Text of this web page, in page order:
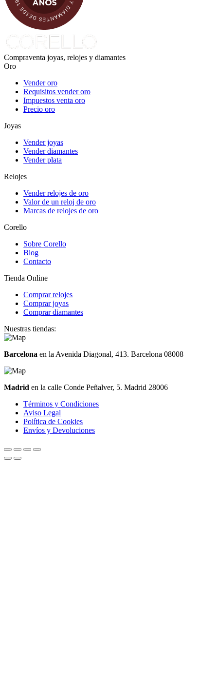
Compraventa joyas, relojes y diamantes
Oro
Vender oro
Requisitos vender oro
Impuestos venta oro
Precio oro
Joyas
Vender joyas
Vender diamantes
Vender plata
Relojes
Vender relojes de oro
Valor de un reloj de oro
Marcas de relojes de oro
Corello
Sobre Corello
Blog
Contacto
Tienda Online
Comprar relojes
Comprar joyas
Comprar diamantes
Nuestras tiendas:
Barcelona en la Avenida Diagonal, 413. Barcelona 08008
Madrid en la calle Conde Peñalver, 5. Madrid 28006
Términos y Condiciones
Aviso Legal
Política de Cookies
Envíos y Devoluciones